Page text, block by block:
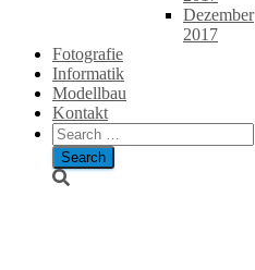
Dezember
2017
Fotografie
Informatik
Modellbau
Kontakt
Search
for: